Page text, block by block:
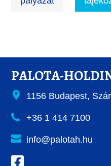
PALOTA-
1156 Budapest,
+36 1 414 7100
info@palotah.hu